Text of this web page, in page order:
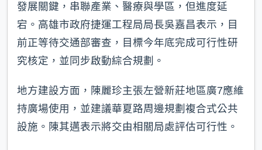
發展關鍵，串聯產業、醫療與學區，但進度延
宕。高雄市政府捷運工程局局長吳嘉昌表示，目
前正等待交通部審查，目標今年底完成可行性研
究核定，並同步啟動綜合規劃。
地方建設方面，陳麗珍主張左營新莊地區廣7應維
持廣場使用，並建議華夏路周邊規劃複合式公共
設施。陳其邁表示將交由相關局處評估可行性。